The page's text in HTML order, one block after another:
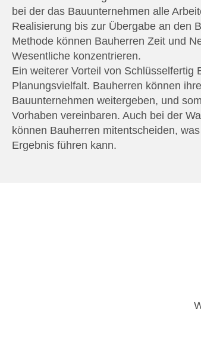
bei der das Bauunternehmen alle
Realisierung bis zur Übergabe an den
Methode können Bauherren Zeit und
Wesentliche konzentrieren.
Ein weiterer Vorteil von Schlüsselfertig
Planungsvielfalt. Bauherren können
Bauunternehmen weitergeben, und
Vorhaben vereinbaren. Auch bei der
können Bauherren mitentscheiden,
Ergebnis führen kann.